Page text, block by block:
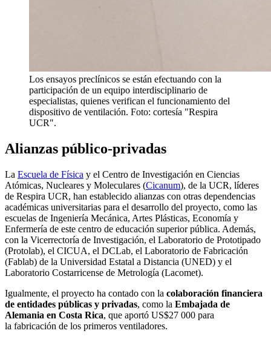
Los ensayos preclínicos se están efectuando con la
participación de un equipo interdisciplinario de
especialistas, quienes verifican el funcionamiento del
dispositivo de ventilación. Foto: cortesía "Respira
UCR".
Alianzas público-privadas
La Escuela de Física y el Centro de Investigación en Ciencias
Atómicas, Nucleares y Moleculares (Cicanum), de la UCR, líderes
de Respira UCR, han establecido alianzas con otras dependencias
académicas universitarias para el desarrollo del proyecto, como las
escuelas de Ingeniería Mecánica, Artes Plásticas, Economía y
Enfermería de este centro de educación superior pública. Además,
con la Vicerrectoría de Investigación, el Laboratorio de Prototipado
(Protolab), el CICUA, el DCLab, el Laboratorio de Fabricación
(Fablab) de la Universidad Estatal a Distancia (UNED) y el
Laboratorio Costarricense de Metrología (Lacomet).
Igualmente, el proyecto ha contado con la colaboración financiera
de entidades públicas y privadas, como la Embajada de
Alemania en Costa Rica, que aportó US$27 000 para
la fabricación de los primeros ventiladores.